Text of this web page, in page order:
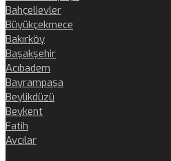
Bahçelievler
Büyükçekmece
Bakırköy
Başakşehir
Acıbadem
Bayrampaşa
Beylikdüzü
Beykent
Fatih
Avcılar